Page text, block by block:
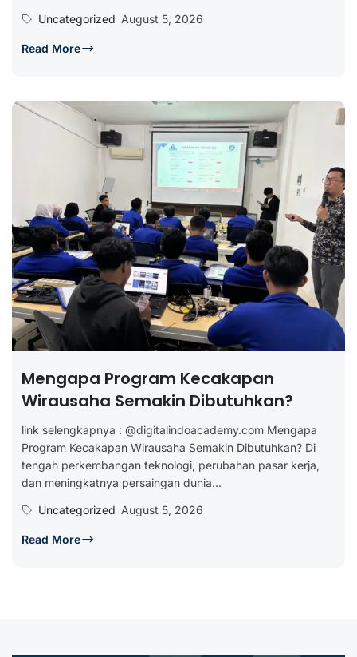
Uncategorized August 5, 2026
Read More
Mengapa Program Kecakapan
Wirausaha Semakin Dibutuhkan?
link selengkapnya : @digitalindoacademy.com Mengapa
Program Kecakapan Wirausaha Semakin Dibutuhkan? Di
tengah perkembangan teknologi, perubahan pasar kerja,
dan meningkatnya persaingan dunia...
Uncategorized August 5, 2026
Read More